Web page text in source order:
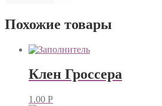
Похожие товары
Клен Гроссера
1.00 Р